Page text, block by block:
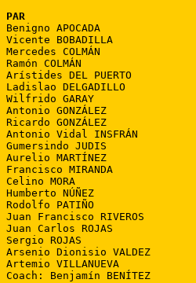
PAR
Benigno APOCADA
Vicente BOBADILLA
Mercedes COLMÁN
Ramón COLMÁN
Arístides DEL PUERTO
Ladislao DELGADILLO
Wilfrido GARAY
Antonio GONZÁLEZ
Ricardo GONZÁLEZ
Antonio Vidal INSFRÁN
Gumersindo JUDIS
Aurelio MARTÍNEZ
Francisco MIRANDA
Celino MORA
Humberto NÚÑEZ
Rodolfo PATIÑO
Juan Francisco RIVEROS
Juan Carlos ROJAS
Sergio ROJAS
Arsenio Dionisio VALDEZ
Artemio VILLANUEVA
Coach: Benjamín BENÍTEZ